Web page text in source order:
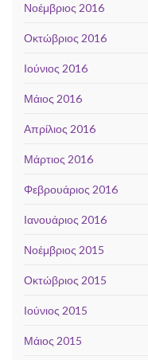
Νοέμβριος 2016
Οκτώβριος 2016
Ιούνιος 2016
Μάιος 2016
Απρίλιος 2016
Μάρτιος 2016
Φεβρουάριος 2016
Ιανουάριος 2016
Νοέμβριος 2015
Οκτώβριος 2015
Ιούνιος 2015
Μάιος 2015